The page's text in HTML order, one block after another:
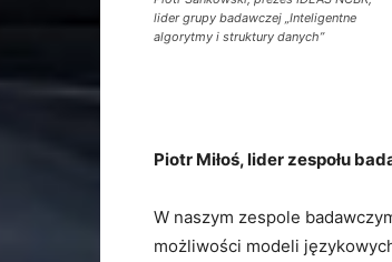
lider grupy badawczej „Inteligentne
algorytmy i struktury danych”
Piotr Miłoś, lider zespołu
W naszym zespole
możliwości modeli